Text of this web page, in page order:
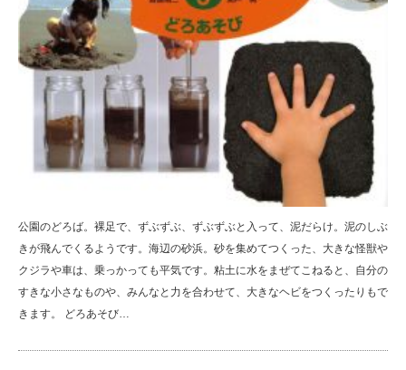
公園のどろば。裸足で、ずぶずぶ、ずぶずぶと入って、泥だらけ。泥のしぶ
きが飛んでくるようです。海辺の砂浜。砂を集めてつくった、大きな怪獣や
クジラや車は、乗っかっても平気です。粘土に水をまぜてこねると、自分の
すきな小さなものや、みんなと力を合わせて、大きなヘビをつくったりもで
きます。 どろあそび…